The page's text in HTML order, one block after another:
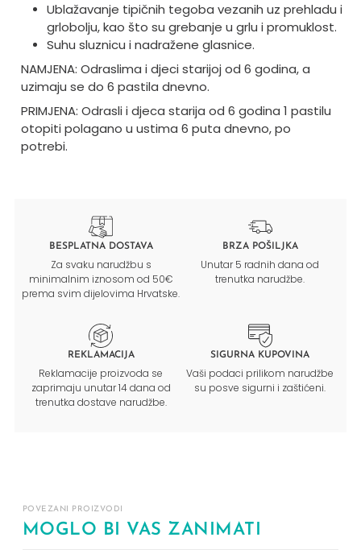
Ublažavanje tipičnih tegoba vezanih uz prehladu i
grlobolju, kao što su grebanje u grlu i promuklost.
Suhu sluznicu i nadražene glasnice.
NAMJENA: Odraslima i djeci starijoj od 6 godina, a
uzimaju se do 6 pastila dnevno.
PRIMJENA: Odrasli i djeca starija od 6 godina 1 pastilu
otopiti polagano u ustima 6 puta dnevno, po
potrebi.
BESPLATNA DOSTAVA
Za svaku narudžbu s
minimalnim iznosom od 50€
prema svim dijelovima Hrvatske.
BRZA POŠILJKA
Unutar 5 radnih dana od
trenutka narudžbe.
REKLAMACIJA
Reklamacije proizvoda se
zaprimaju unutar 14 dana od
trenutka dostave narudžbe.
SIGURNA KUPOVINA
Vaši podaci prilikom narudžbe
su posve sigurni i zaštićeni.
POVEZANI PROIZVODI
MOGLO BI VAS ZANIMATI